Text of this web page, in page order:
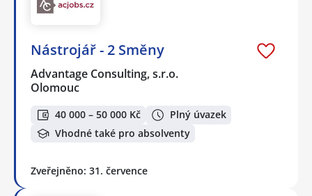
Nástrojář - 2 Směny
Advantage Consulting, s.r.o.
Olomouc
40 000 – 50 000 Kč
Plný úvazek
Vhodné také pro absolventy
Zveřejněno: 31. července